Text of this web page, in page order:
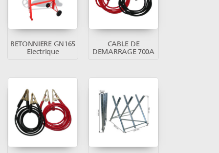
BETONNIERE GN165
Electrique
CABLE DE
DEMARRAGE 700A